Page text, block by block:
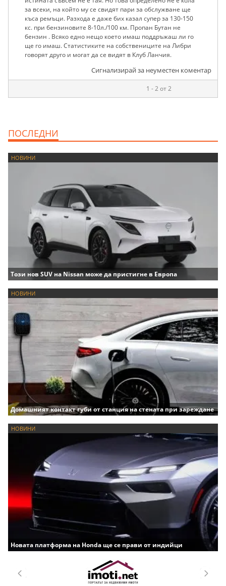
за всеки, на който му се свидят пари за обслужване ще
къса ремъци. Разхода е даже бих казал супер за 130-150
кс. при бензиновите 8-10л./100 км. Пропан Бутан не
бензин . Всяко едно нещо което имаш поддръжаш ли го
ще го имаш. Статистиките на собствениците на Либри
говорят друго и могат да се видят в Клуб Ланчия.
Сигнализирай за неуместен коментар
1 - 2 от 2
ПОСЛЕДНИ
НОВИНИ
Този нов SUV на Nissan може да пристигне в Европа
НОВИНИ
Домашният контакт губи от станция на стената при зареждане
НОВИНИ
Новата платформа на Honda ще се прави от индийци